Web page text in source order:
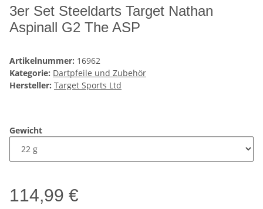
3er Set Steeldarts Target Nathan
Aspinall G2 The ASP
Artikelnummer: 16962
Kategorie: Dartpfeile und Zubehör
Hersteller: Target Sports Ltd
Gewicht
114,99 €